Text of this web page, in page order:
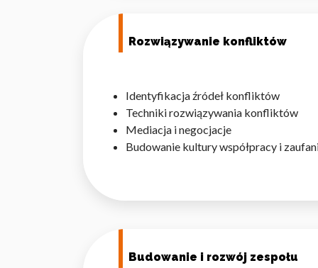
Rozwiązywanie konfliktów
Identyfikacja źródeł konfliktów
Techniki rozwiązywania konfliktów
Mediacja i negocjacje
Budowanie kultury współpracy i
Budowanie i rozwój zespołu
Statystyczne pliki cookie
Marketing
reklamodawców strony
Nieklasyfikowane pliki